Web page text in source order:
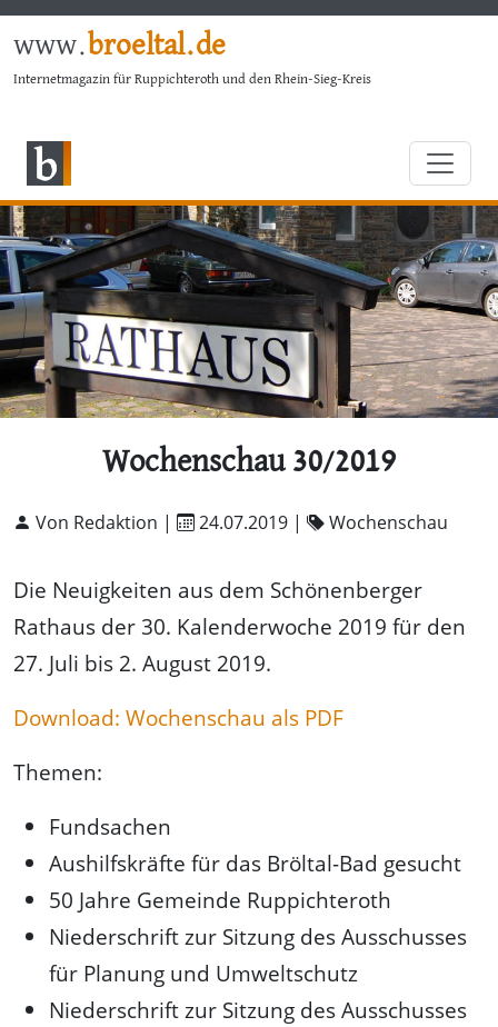
www.broeltal.de
Internetmagazin für Ruppichteroth und den Rhein-Sieg-Kreis
Wochenschau 30/2019
Von Redaktion | 24.07.2019 | Wochenschau
Die Neuigkeiten aus dem Schönenberger
Rathaus der 30. Kalenderwoche 2019 für den
27. Juli bis 2. August 2019.
Download: Wochenschau als PDF
Themen:
Fundsachen
Aushilfskräfte für das Bröltal-Bad gesucht
50 Jahre Gemeinde Ruppichteroth
Niederschrift zur Sitzung des Ausschusses
für Planung und Umweltschutz
Niederschrift zur Sitzung des Ausschusses